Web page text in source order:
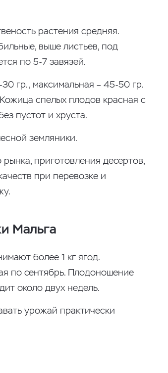
растения средняя.
выше листьев, под
по 5-7 завязей.
гр., максимальная – 45-50 гр.
спелых плодов красная с
пустот и хруста.
земляники.
приготовления десертов,
при перевозке и
Мальга
более 1 кг ягод.
по сентябрь. Плодоношение
около двух недель.
урожай практически